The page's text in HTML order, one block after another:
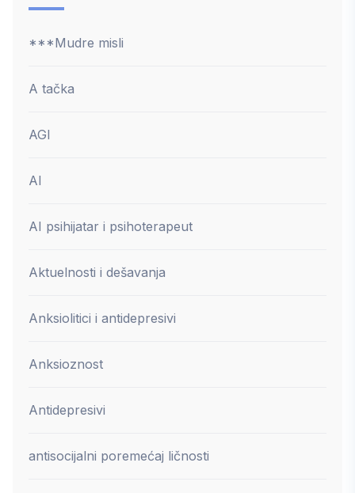
***Mudre misli
A tačka
AGI
AI
AI psihijatar i psihoterapeut
Aktuelnosti i dešavanja
Anksiolitici i antidepresivi
Anksioznost
Antidepresivi
antisocijalni poremećaj ličnosti